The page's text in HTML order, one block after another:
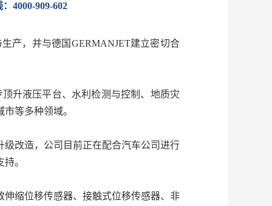
4000-909-602
产，并与德国GERMANJET建立密切合
升液压平台、水利检测与控制、地质灾
等多种领域。
级改造，公司目前正在配合汽车公司进行
。
缩位移传感器、接触式位移传感器、非